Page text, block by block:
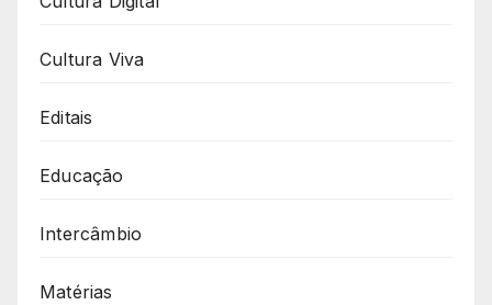
Cultura Viva
Editais
Educação
Intercâmbio
Matérias